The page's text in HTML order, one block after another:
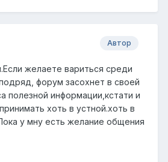
Автор
желаете вариться среди
форум засохнет в своей
полезной информации,кстати и
хоть в устной.хоть в
у мну есть желание общения